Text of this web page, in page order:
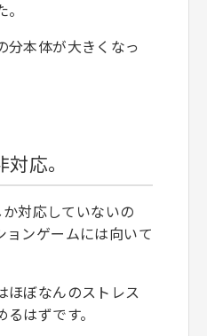
分本体が大きくなっ
応。
対応していないの
ョンゲームには向いて
ほぼなんのストレス
はずです。